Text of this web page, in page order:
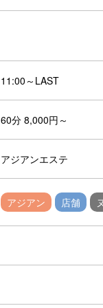
11:00～LAST
60分 8,000円～
アジアンエステ
アジアン 店舗